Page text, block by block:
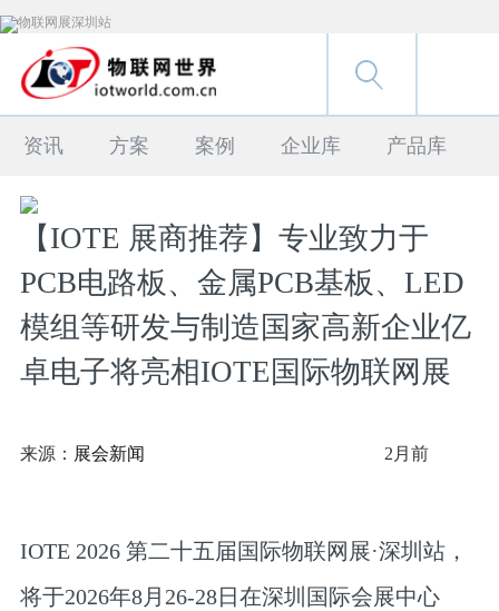
资讯 方案 案例 企业库 产品库
【IOTE 展商推荐】专业致力于
PCB电路板、金属PCB基板、LED
模组等研发与制造国家高新企业亿
卓电子将亮相IOTE国际物联网展
来源： 展会新闻 2月前
IOTE 2026 第二十五届国际物联网展·深圳站，
将于2026年8月26-28日在深圳国际会展中心